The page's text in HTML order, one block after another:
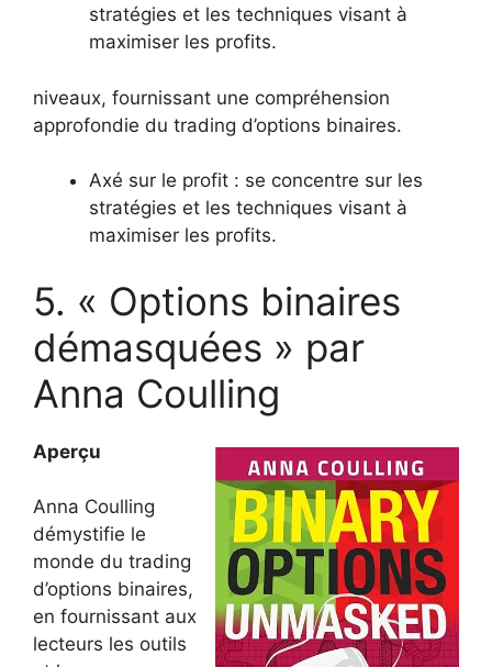
stratégies et les techniques visant à
maximiser les profits.
niveaux, fournissant une compréhension
approfondie du trading d’options binaires.
Axé sur le profit : se concentre sur les
stratégies et les techniques visant à
maximiser les profits.
5. « Options binaires
démasquées » par
Anna Coulling
Aperçu
Anna Coulling
démystifie le
monde du trading
d’options binaires,
en fournissant aux
lecteurs les outils